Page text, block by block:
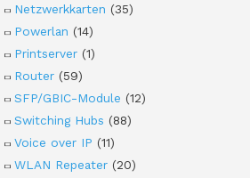
Netzwerkkarten (35)
Powerlan (14)
Printserver (1)
Router (59)
SFP/GBIC-Module (12)
Switching Hubs (88)
Voice over IP (11)
WLAN Repeater (20)